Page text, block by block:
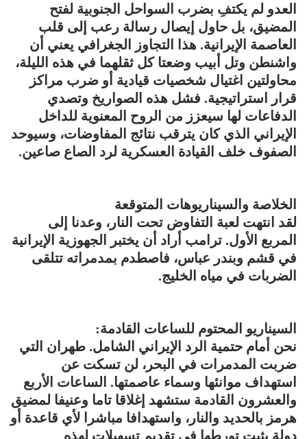
العدو لم يكتفِ بضرب السواحل الجنوبية لفتح
المضيق، بل حاول إيصال رسالة رعب إلى قلب
العاصمة الإيرانية. هذا التجاوز الجغرافي يعني أن
واشنطن وتل أبيب وضعتا كل ثقلهما في هذه الليلة،
محاولتين اغتيال شخصيات قيادية أو ضرب مراكز
قرار استراتيجية. فشل هذه الصواريخ وتصدي
الدفاعات لها سيعزز من الروح المعنوية للداخل
الإيراني الذي كان يترقب نتائج المفاوضات، وسيوحد
الصفوف خلف القيادة العسكرية لرد الصاع صاعين.
الخلاصة والسيناريوهات المتوقعة
لقد انتهت لعبة التفاوض تحت النار، وعدنا إلى
المربع الأول. ترامب أراد أن يختبر الجهوزية الإيرانية
في قشم وبندر عباس، فاصطدم بمدمراته تتلقى
الضربات في مياه الخليج.
السيناريو المحتوم للساعات القادمة:
نحن أمام حتمية الرد الإيراني الشامل. طهران التي
ضربت المدمرات في البحر، لن تسكت عن
استهداف موانئها وسماء عاصمتها. الساعات الأربع
والعشرون القادمة ستشهد إغلاقا تاما وعنيفا لمضيق
هرمز بالحديد والنار، واستهدافا مباشرا لأي قاعدة أو
دولة يثبت تورطها في تقديم تسهيلات لهذه